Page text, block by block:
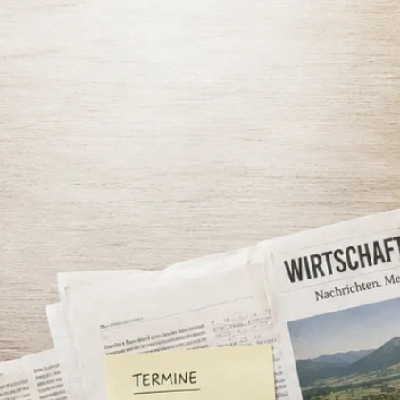
Gründung
Förderung
Nachhaltig
Wirtschaften
Netzwerk